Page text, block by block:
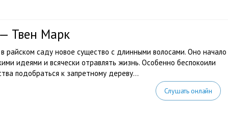
Твен Марк
саду новое существо с длинными волосами. Оно начало
идеями и всячески отравлять жизнь. Особенно беспокоили
подобраться к запретному дереву…
Слушать онлайн